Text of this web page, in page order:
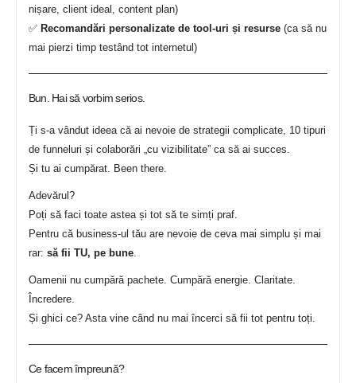
nișare, client ideal, content plan)
✅ Recomandări personalizate de tool-uri și resurse (ca să nu
mai pierzi timp testând tot internetul)
Bun. Hai să vorbim serios.
Ți s-a vândut ideea că ai nevoie de strategii complicate, 10 tipuri
de funneluri și colaborări „cu vizibilitate” ca să ai succes.
Și tu ai cumpărat. Been there.
Adevărul?
Poți să faci toate astea și tot să te simți praf.
Pentru că business-ul tău are nevoie de ceva mai simplu și mai
rar: să fii TU, pe bune
Oamenii nu cumpără pachete. Cumpără energie. Claritate.
Încredere.
Și ghici ce? Asta vine când nu mai încerci să fii tot pentru toți.
Ce facem împreună?